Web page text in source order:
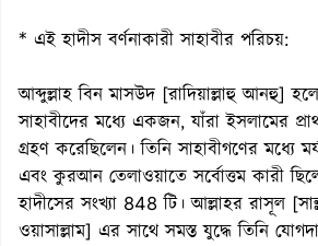
* এই হাদীস বর্ণনাকারী সাহাবীর পরিচয়:
আব্দুল্লাহ বিন মাসউদ [রাদিয়াল্লাহু আনহু]
সাহাবীদের মধ্যে একজন, যাঁরা ইসলামের
গ্রহণ করেছিলেন। তিনি সাহাবীগণের মধ্যে
এবং কুরআন তেলাওয়াতে সর্বোত্তম কারী
হাদীসের সংখ্যা 848 টি। আল্লাহর রাসূল
ওয়াসাল্লাম] এর সাথে সমস্ত যুদ্ধে তিনি